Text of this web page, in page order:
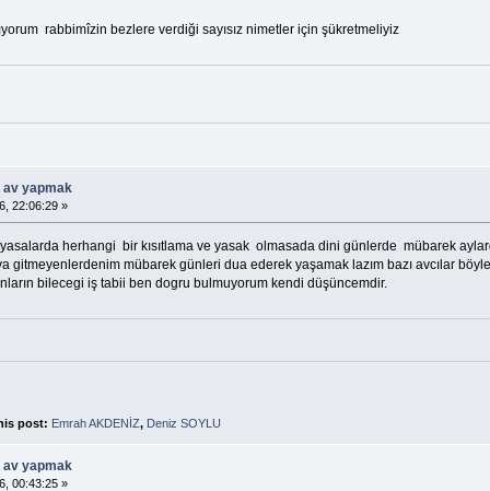
rabbimîzin bezlere verdiği sayısız nimetler için şükretmeliyiz
av yapmak
22:06:29 »
herhangi bir kısıtlama ve yasak olmasada dini günlerde mübarek
gitmeyenlerdenim mübarek günleri dua ederek yaşamak lazım bazı avcılar
bilecegi iş tabii ben dogru bulmuyorum kendi düşüncemdir.
post: Emrah AKDENİZ, Deniz SOYLU
av yapmak
00:43:25 »